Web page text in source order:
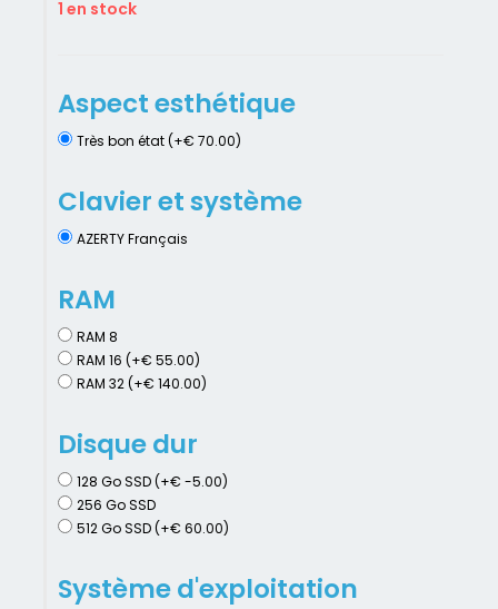
1 en stock
Aspect esthétique
Très bon état (+€ 70.00)
Clavier et système
AZERTY Français
RAM
RAM 8
RAM 16 (+€ 55.00)
RAM 32 (+€ 140.00)
Disque dur
128 Go SSD (+€ -5.00)
256 Go SSD
512 Go SSD (+€ 60.00)
Système d'exploitation